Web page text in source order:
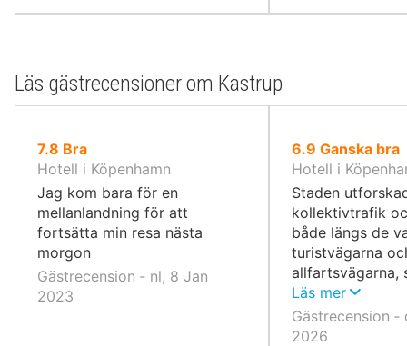
Läs gästrecensioner om Kastrup
7.8 av
10,
Bra
Hotell i Köpenhamn
Jag kom bara för en
mellanlandning för att
fortsätta min resa nästa
morgon
Gästrecension ‐ nl, 8 Jan
2023
6.9 av
10,
Ganska bra
Hotell i
Staden
kollektivtrafik
både längs de
turistvägarna
allfartsvägarna,
exempel
eller
Läs mer
Gästrecension ‐
2026